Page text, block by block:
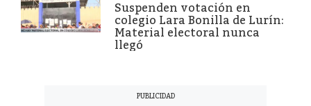
Suspenden votación en
colegio Lara Bonilla de Lurín:
Material electoral nunca
llegó